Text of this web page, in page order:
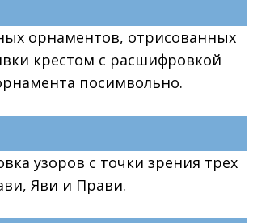
орнаментов, отрисованных
крестом с расшифровкой
посимвольно.
узоров с точки зрения трех
Яви и Прави.